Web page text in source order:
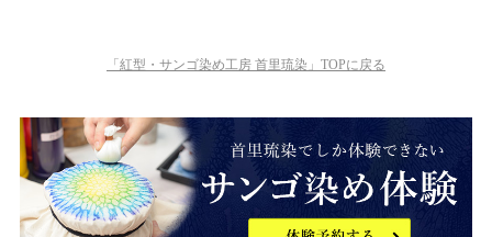
「紅型・サンゴ染め工房 首里琉染」TOPに戻る